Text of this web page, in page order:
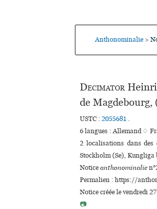
Anthonominalie >
Decimator
de
USTC : 2055681 .
6 langues :Allemand ♢
2 localisations dans des
Stockholm (Se),
Noticeanthonominalie
Permalien : https://
Notice créée le vendredi
📷